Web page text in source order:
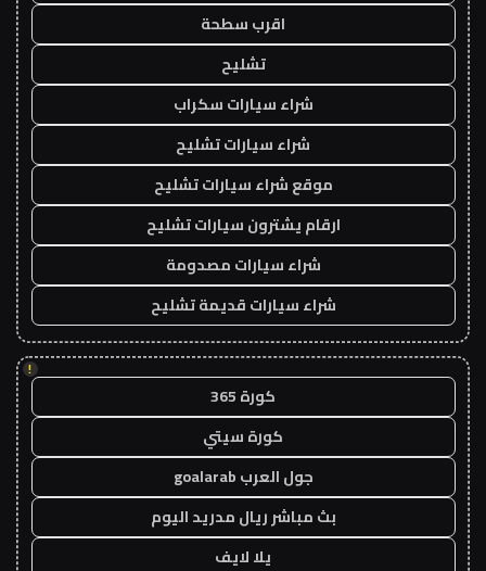
اقرب سطحة
تشليح
شراء سيارات سكراب
شراء سيارات تشليح
موقع شراء سيارات تشليح
ارقام يشترون سيارات تشليح
شراء سيارات مصدومة
شراء سيارات قديمة تشليح
!
كورة 365
كورة سيتي
جول العرب goalarab
بث مباشر ريال مدريد اليوم
يلا لايف